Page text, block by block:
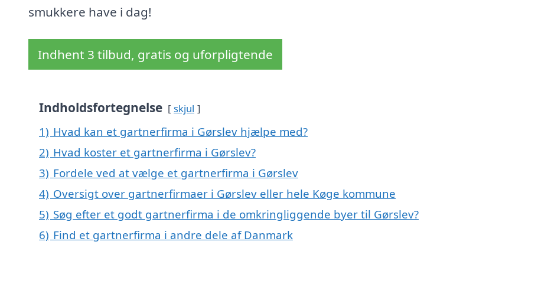
smukkere have i dag!
Indhent 3 tilbud, gratis og uforpligtende
Indholdsfortegnelse skjul
1) Hvad kan et gartnerfirma i Gørslev hjælpe med?
2) Hvad koster et gartnerfirma i Gørslev?
3) Fordele ved at vælge et gartnerfirma i Gørslev
4) Oversigt over gartnerfirmaer i Gørslev eller hele Køge kommune
5) Søg efter et godt gartnerfirma i de omkringliggende byer til Gørslev?
6) Find et gartnerfirma i andre dele af Danmark